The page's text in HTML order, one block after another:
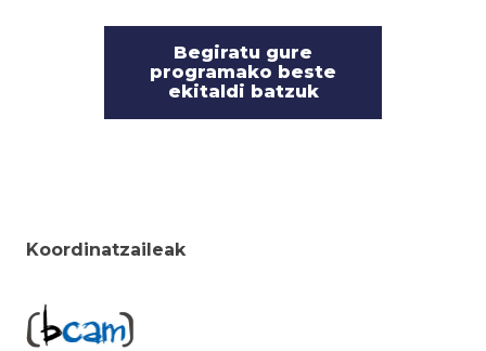
Begiratu gure
programako beste
ekitaldi batzuk
Koordinatzaileak